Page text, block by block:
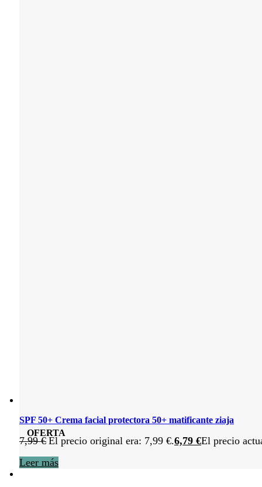
OFERTA
SPF 50+ Crema facial protectora 50+ matificante ziaja
7,99€ El precio original era: 7,99 €.6,79 €El precio
Leer más